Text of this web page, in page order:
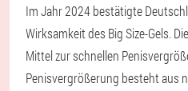
Im Jahr 2024 bestätigte
Wirksamkeit des Big Size-Gels.
Mittel zur schnellen
Penisvergrößerung besteht aus